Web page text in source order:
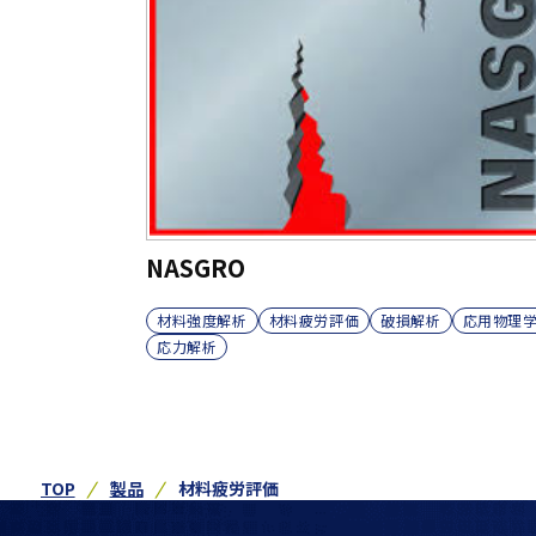
NASGRO
材料強度解析 材料疲労評価 破損解析
応用物理
応力解析
TOP 製品 材料疲労評価